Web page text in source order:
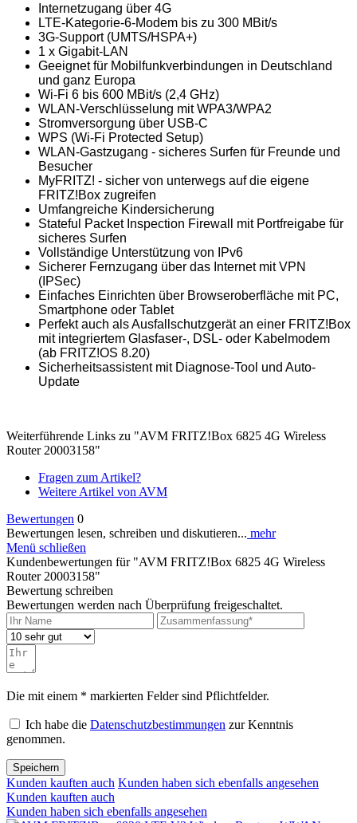
Internetzugang über 4G
LTE-Kategorie-6-Modem bis zu 300 MBit/s
3G-Support (UMTS/HSPA+)
1 x Gigabit-LAN
Geeignet für Mobilfunkverbindungen in Deutschland
und ganz Europa
Wi-Fi 6 bis 600 MBit/s (2,4 GHz)
WLAN-Verschlüsselung mit WPA3/WPA2
Stromversorgung über USB-C
WPS (Wi-Fi Protected Setup)
WLAN-Gastzugang - sicheres Surfen für Freunde und
Besucher
MyFRITZ! - sicher von unterwegs auf die eigene
FRITZ!Box zugreifen
Umfangreiche Kindersicherung
Stateful Packet Inspection Firewall mit Portfreigabe für
sicheres Surfen
Vollständige Unterstützung von IPv6
Sicherer Fernzugang über das Internet mit VPN
(IPSec)
Einfaches Einrichten über Browseroberfläche mit PC,
Smartphone oder Tablet
Perfekt auch als Ausfallschutzgerät an einer FRITZ!Box
mit integriertem Glasfaser-, DSL- oder Kabelmodem
(ab FRITZ!OS 8.20)
Sicherheitsassistent mit Diagnose-Tool und Auto-
Update
Weiterführende Links zu "AVM FRITZ!Box 6825 4G Wireless
Router 20003158"
Fragen zum Artikel?
Weitere Artikel von AVM
Bewertungen 0
Bewertungen lesen, schreiben und diskutieren... mehr
Menü schließen
Kundenbewertungen für "AVM FRITZ!Box 6825 4G Wireless
Router 20003158"
Bewertung schreiben
Bewertungen werden nach Überprüfung freigeschaltet.
Die mit einem * markierten Felder sind Pflichtfelder.
Ich habe die Datenschutzbestimmungen zur Kenntnis
genommen.
Speichern
Kunden kauften auch Kunden haben sich ebenfalls angesehen
Kunden kauften auch
Kunden haben sich ebenfalls angesehen